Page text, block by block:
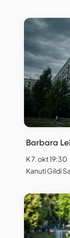
Barbara
K 7. okt 19:30
Kanuti Gildi